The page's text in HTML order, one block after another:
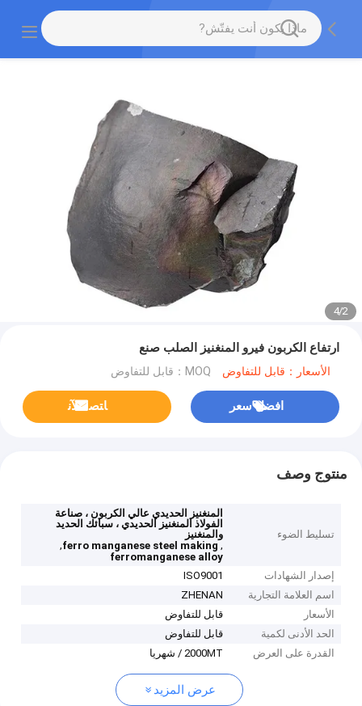
2
/
4
ارتفاع الكربون فيرو المنغنيز الصلب صنع
الأسعار：قابل للتفاوض MOQ：قابل للتفاوض
افضل سعر ﺎﺘﺼﻟ ﺍﻶﻧ
منتوج وصف
تسليط الضوء
المنغنيز الحديدي عالي الكربون ، صناعة
الفولاذ المنغنيز الحديدي ، سبائك الحديد
والمنغنيز
,
ferro manganese steel making
,
ferromanganese alloy
إصدار الشهادات
ISO9001
اسم العلامة التجارية
ZHENAN
الأسعار
قابل للتفاوض
الحد الأدنى لكمية
قابل للتفاوض
القدرة على العرض
2000MT / شهريا
عرض المزيد